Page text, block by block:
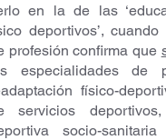
en la de las
deportivos’,
profesión confirma que
especialidades de
físico-
servicios
socio-